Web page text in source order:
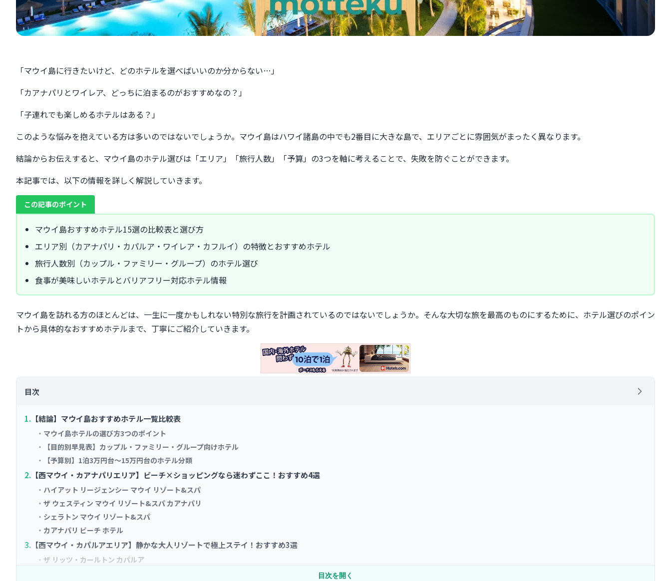
「マウイ島に行きたいけど、どのホテルを選べばいいのか分からない…」
「カアナパリとワイレア、どっちに泊まるのがおすすめなの？」
「子連れでも楽しめるホテルはある？」
このような悩みを抱えている方は多いのではないでしょうか。マウイ島はハワイ諸島の中でも2番目に大きな島で、エリアごとに雰囲気がまったく異なります。
結論からお伝えすると、マウイ島のホテル選びは「エリア」「旅行人数」「予算」の3つを軸に考えることで、失敗を防ぐことができます。
本記事では、以下の情報を詳しく解説していきます。
この記事のポイント
マウイ島おすすめホテル15選の比較表と選び方
エリア別（カアナパリ・カパルア・ワイレア・カフルイ）の特徴とおすすめホテル
旅行人数別（カップル・ファミリー・グループ）のホテル選び
食事が美味しいホテルとバリアフリー対応ホテル情報
マウイ島を訪れる方のほとんどは、一生に一度かもしれない特別な旅行を計画されているのではないでしょうか。そんな大切な旅を最高のものにするために、ホテル選びのポイン
トから具体的なおすすめホテルまで、丁寧にご紹介していきます。
目次
【結論】マウイ島おすすめホテル一覧比較表
マウイ島ホテルの選び方3つのポイント
【目的別早見表】カップル・ファミリー・グループ向けホテル
【予算別】1泊3万円台〜15万円台のホテル分類
【西マウイ・カアナパリエリア】ビーチ×ショッピングなら迷わずここ！おすすめ4選
ハイアット リージェンシー マウイ リゾート&スパ
ザ ウェスティン マウイ リゾート&スパ カアナパリ
シェラトン マウイ リゾート&スパ
カアナパリ ビーチ ホテル
【西マウイ・カパルアエリア】静かな大人リゾートで極上ステイ！おすすめ3選
ザ リッツ・カールトン カパルア
目次を開く